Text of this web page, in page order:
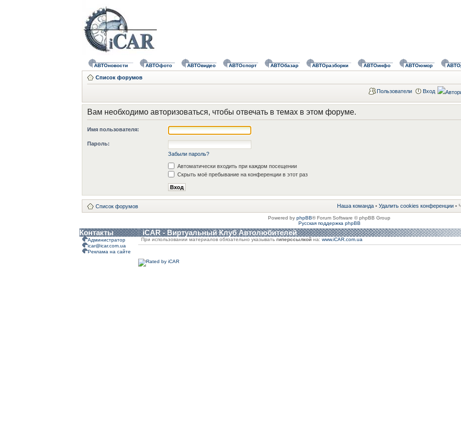
АВТОновости АВТОфото АВТОвидео АВТОспорт АВТОбазар АВТОразборки АВТОинфо АВТОюмор
Список форумов
Пользователи Вход
Вам необходимо авторизоваться, чтобы отвечать в темах в этом форуме.
Имя пользователя:
Пароль:
Забыли пароль?
Автоматически входить при каждом посещении
Скрыть моё пребывание на конференции в этот раз
Список форумов Наша команда • Удалить cookies конференции •
Powered by phpBB® Forum Software © phpBB Group
Русская поддержка phpBB
Контакты iCAR - Виртуальный Клуб Автолюбителей
Администратор
icar@icar.com.ua
Реклама на сайте
При использовании материалов обязательно указывать гиперссылкой на: www.iCAR.com.ua